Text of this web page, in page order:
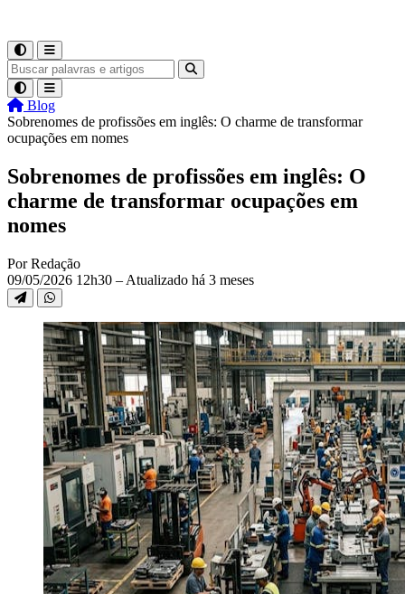
Blog
Sobrenomes de profissões em inglês: O charme de transformar
ocupações em nomes
Sobrenomes de profissões em inglês: O
charme de transformar ocupações em
nomes
Por Redação
09/05/2026 12h30 – Atualizado há 3 meses